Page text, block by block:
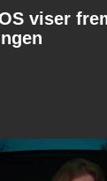
viser